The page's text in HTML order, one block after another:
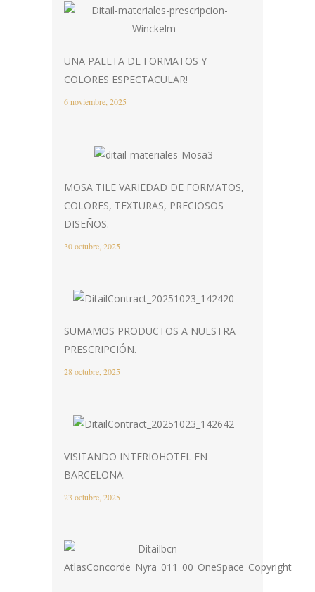
UNA PALETA DE FORMATOS Y
COLORES ESPECTACULAR!
6 noviembre, 2025
MOSA TILE VARIEDAD DE FORMATOS,
COLORES, TEXTURAS, PRECIOSOS
DISEÑOS.
30 octubre, 2025
SUMAMOS PRODUCTOS A NUESTRA
PRESCRIPCIÓN.
28 octubre, 2025
VISITANDO INTERIOHOTEL EN
BARCELONA.
23 octubre, 2025